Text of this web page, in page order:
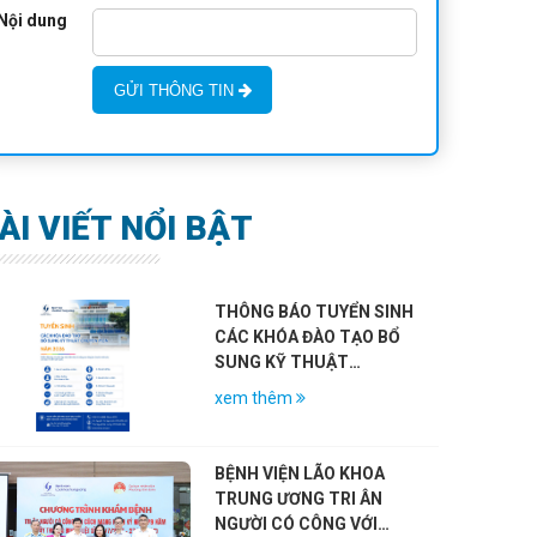
dung
GỬI THÔNG TIN
VIẾT NỔI BẬT
THÔNG BÁO TUYỂN SINH
CÁC KHÓA ĐÀO TẠO BỔ
SUNG KỸ THUẬT
CHUYÊN MÔN KHÁM
xem thêm
BỆNH VIỆN LÃO KHOA
TRUNG ƯƠNG TRI ÂN
NGƯỜI CÓ CÔNG VỚI